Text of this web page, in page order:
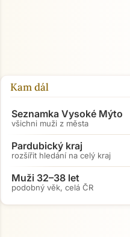
Kam dál
Seznamka Vysoké Mýto
všichni muži z města
Pardubický kraj
rozšířit hledání na celý kraj
Muži 32–38 let
podobný věk, celá ČR